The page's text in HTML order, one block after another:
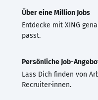
Über eine Million Jobs
Entdecke mit XING
passt.
Persönliche Job-
Lass Dich finden von
Recruiter·innen.